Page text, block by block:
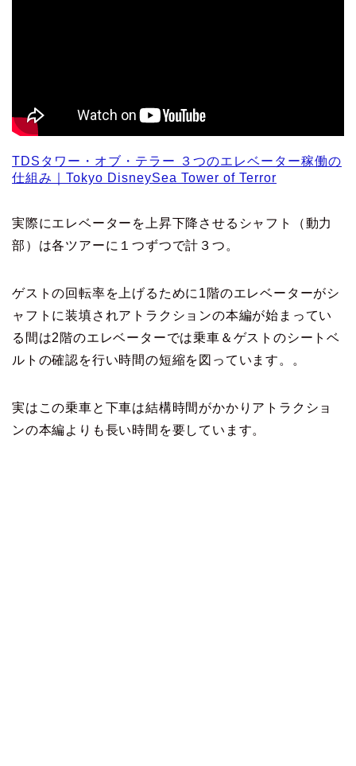
TDSタワー・オブ・テラー ３つのエレベーター稼働の
仕組み｜Tokyo DisneySea Tower of Terror
実際にエレベーターを上昇下降させるシャフト（動力
部）は各ツアーに１つずつで計３つ。
ゲストの回転率を上げるために1階のエレベーターがシ
ャフトに装填されアトラクションの本編が始まってい
る間は2階のエレベーターでは乗車＆ゲストのシートベ
ルトの確認を行い時間の短縮を図っています。。
実はこの乗車と下車は結構時間がかかりアトラクショ
ンの本編よりも長い時間を要しています。